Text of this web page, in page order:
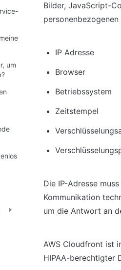
um
Bilder, JavaScript-
IP Adresse
Browser
Betriebssystem
Zeitstempel
Die IP-Adresse
Kommunikation
um die Antwort an
AWS Cloudfront ist
HIPAA-berechtigter